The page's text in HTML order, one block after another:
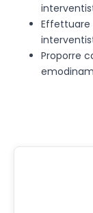
Effettuare
Proporre